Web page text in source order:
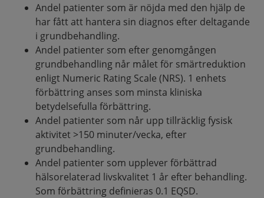
Andel patienter som är nöjda med den hjälp de
har fått att hantera sin diagnos efter deltagande
i grundbehandling.
Andel patienter som efter genomgången
grundbehandling når målet för smärtreduktion
enligt Numeric Rating Scale (NRS). 1 enhets
förbättring anses som minsta kliniska
betydelsefulla förbättring.
Andel patienter som når upp tillräcklig fysisk
aktivitet >150 minuter/vecka, efter
grundbehandling.
Andel patienter som upplever förbättrad
hälsorelaterad livskvalitet 1 år efter behandling.
Som förbättring definieras 0.1 EQSD.